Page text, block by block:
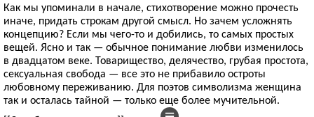
Как мы упоминали в начале, стихотворение можно прочесть
иначе, придать строкам другой смысл. Но зачем усложнять
концепцию? Если мы чего-то и добились, то самых простых
вещей. Ясно и так — обычное понимание любви изменилось
в двадцатом веке. Товарищество, делячество, грубая простота,
сексуальная свобода — все это не прибавило остроты
любовному переживанию. Для поэтов символизма женщина
так и осталась тайной — только еще более мучительной.